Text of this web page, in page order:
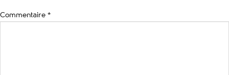
Commentaire *